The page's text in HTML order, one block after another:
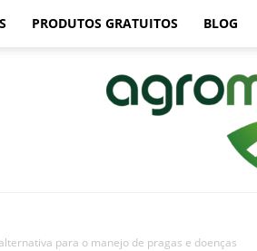
PRODUTOS GRATUITOS BLOG
para o manejo de pragas e doenças